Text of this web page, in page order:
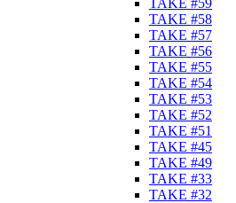
TAKE #59
TAKE #58
TAKE #57
TAKE #56
TAKE #55
TAKE #54
TAKE #53
TAKE #52
TAKE #51
TAKE #45
TAKE #49
TAKE #33
TAKE #32